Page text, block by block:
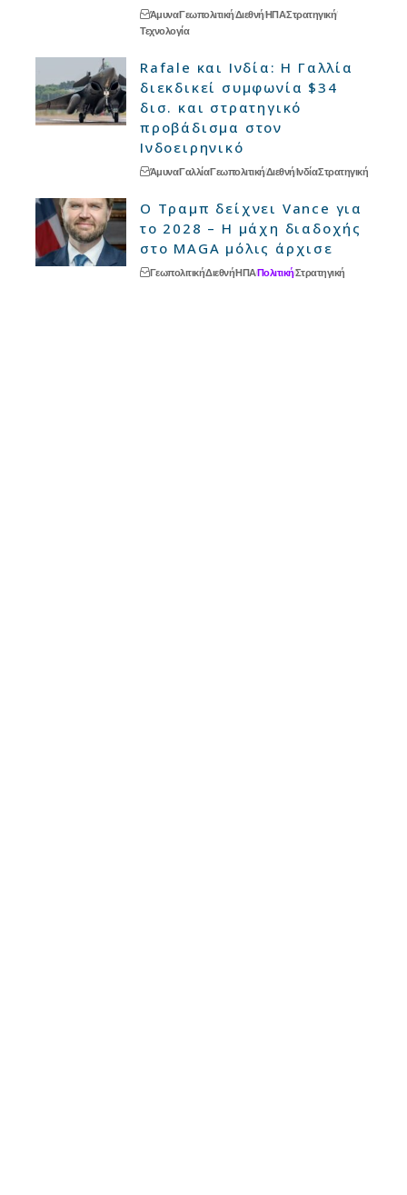
ΆμυναΓεωπολιτικήΔιεθνήΗΠΑΣτρατηγική
Τεχνολογία
Rafale και Ινδία: Η Γαλλία
διεκδικεί συμφωνία $34
δισ. και στρατηγικό
προβάδισμα στον
Ινδοειρηνικό
ΆμυναΓαλλίαΓεωπολιτικήΔιεθνήΙνδίαΣτρατηγική
Ο Τραμπ δείχνει Vance για
το 2028 – Η μάχη διαδοχής
στο MAGA μόλις άρχισε
ΓεωπολιτικήΔιεθνήΗΠΑΠολιτικήΣτρατηγική